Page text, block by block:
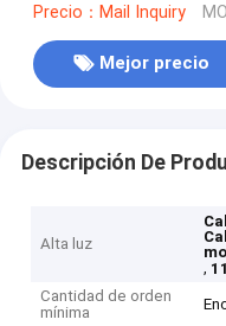
Precio：Mail Inquiry
Mejor precio
Descripción De
Alta luz
,
Cantidad de orden
mínima